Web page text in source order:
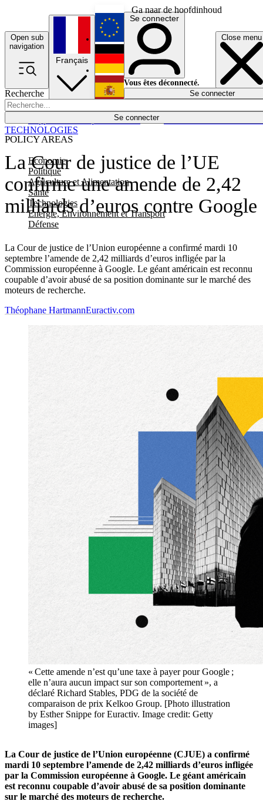
Ga naar de hoofdinhoud
Open sub
navigation
Close menu
Recherche
Se connecter
POLICY AREAS
Economie
Politique
Agriculture et Alimentation
Santé
Technologies
Energie, Environnement et Transport
Défense
Économie
Français
English
Deutsch
Español
Se connecter
Vous êtes déconnecté.
Se connecter
La Cour de justice de l’UE
confirme une amende de 2,42
milliards d’euros contre Google
La Cour de justice de l’Union européenne a confirmé mardi 10
septembre l’amende de 2,42 milliards d’euros infligée par la
Commission européenne à Google. Le géant américain est reconnu
coupable d’avoir abusé de sa position dominante sur le marché des
moteurs de recherche.
TECHNOLOGIES
Théophane HartmannEuractiv.com
« Cette amende n’est qu’une taxe à payer pour Google ;
elle n’aura aucun impact sur son comportement », a
déclaré Richard Stables, PDG de la société de
comparaison de prix Kelkoo Group. [Photo illustration
by Esther Snippe for Euractiv. Image credit: Getty
images]
La Cour de justice de l’Union européenne (CJUE) a confirmé
mardi 10 septembre l’amende de 2,42 milliards d’euros infligée
par la Commission européenne à Google. Le géant américain
est reconnu coupable d’avoir abusé de sa position dominante
sur le marché des moteurs de recherche.